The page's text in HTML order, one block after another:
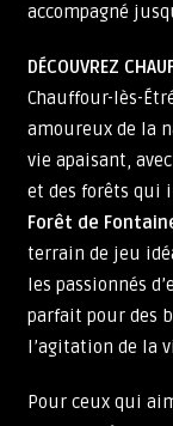
accompagné
DÉCOUVREZ
Chauffour-lès-
amoureux de la
vie apaisant,
et des forêts qui
Forêt de
terrain de jeu
les passionnés
parfait pour des
l’agitation de la
Pour ceux qui